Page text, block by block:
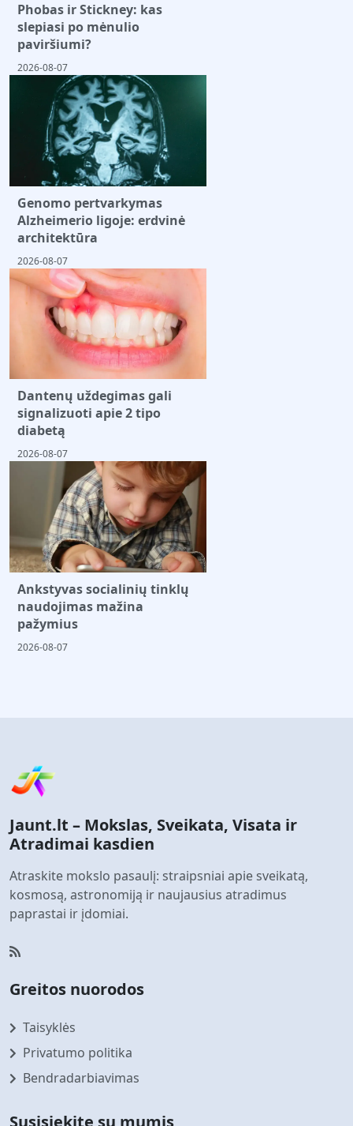
Phobas ir Stickney: kas
slepiasi po mėnulio
paviršiumi?
2026-08-07
Genomo pertvarkymas
Alzheimerio ligoje: erdvinė
architektūra
2026-08-07
Dantenų uždegimas gali
signalizuoti apie 2 tipo
diabetą
2026-08-07
Ankstyvas socialinių tinklų
naudojimas mažina
pažymius
2026-08-07
Jaunt.lt – Mokslas, Sveikata, Visata ir
Atradimai kasdien
Atraskite mokslo pasaulį: straipsniai apie sveikatą,
kosmosą, astronomiją ir naujausius atradimus
paprastai ir įdomiai.
Greitos nuorodos
Taisyklės
Privatumo politika
Bendradarbiavimas
Susisiekite su mumis